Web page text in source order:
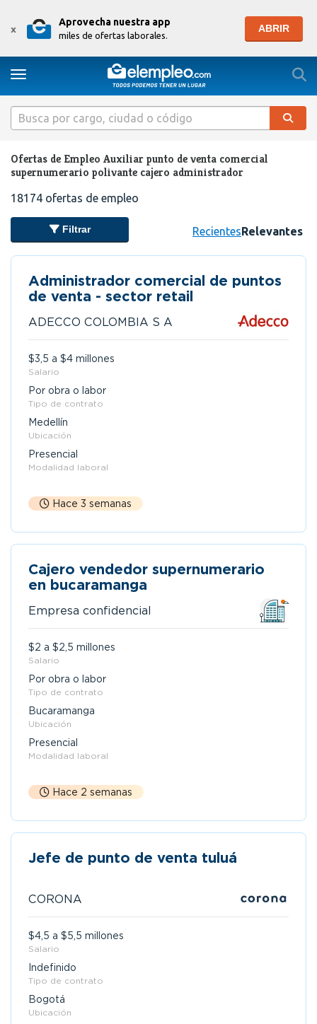
x
Aprovecha nuestra app
miles de ofertas laborales.
ABRIR
Toggle navigation
Ofertas de Empleo Auxiliar punto de venta comercial
supernumerario polivante cajero administrador
18174 ofertas de empleo
Filtrar RecientesRelevantes
Administrador comercial de puntos
de venta - sector retail
ADECCO COLOMBIA S A
$3,5 a $4 millones
Salario
Por obra o labor
Tipo de contrato
Medellín
Ubicación
Presencial
Modalidad laboral
Hace 3 semanas
Cajero vendedor supernumerario
en bucaramanga
Empresa confidencial
$2 a $2,5 millones
Salario
Por obra o labor
Tipo de contrato
Bucaramanga
Ubicación
Presencial
Modalidad laboral
Hace 2 semanas
Jefe de punto de venta tuluá
CORONA
$4,5 a $5,5 millones
Salario
Indefinido
Tipo de contrato
Bogotá
Ubicación